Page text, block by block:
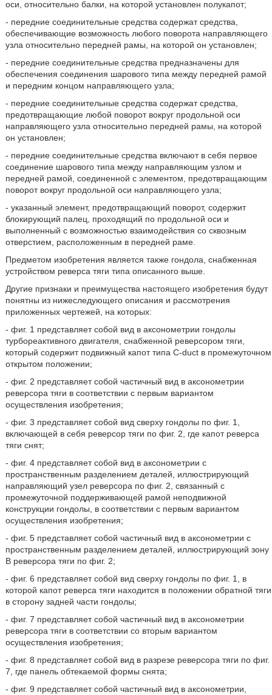
оси, относительно балки, на которой установлен полукапот;
- передние соединительные средства содержат средства,
обеспечивающие возможность любого поворота направляющего
узла относительно передней рамы, на которой он установлен;
- передние соединительные средства предназначены для
обеспечения соединения шарового типа между передней рамой
и передним концом направляющего узла;
- передние соединительные средства содержат средства,
предотвращающие любой поворот вокруг продольной оси
направляющего узла относительно передней рамы, на которой
он установлен;
- передние соединительные средства включают в себя первое
соединение шарового типа между направляющим узлом и
передней рамой, соединенной с элементом, предотвращающим
поворот вокруг продольной оси направляющего узла;
- указанный элемент, предотвращающий поворот, содержит
блокирующий палец, проходящий по продольной оси и
выполненный с возможностью взаимодействия со сквозным
отверстием, расположенным в передней раме.
Предметом изобретения является также гондола, снабженная
устройством реверса тяги типа описанного выше.
Другие признаки и преимущества настоящего изобретения будут
понятны из нижеследующего описания и рассмотрения
приложенных чертежей, на которых:
- фиг. 1 представляет собой вид в аксонометрии гондолы
турбореактивного двигателя, снабженной реверсором тяги,
который содержит подвижный капот типа C-duct в промежуточном
открытом положении;
- фиг. 2 представляет собой частичный вид в аксонометрии
реверсора тяги в соответствии с первым вариантом
осуществления изобретения;
- фиг. 3 представляет собой вид сверху гондолы по фиг. 1,
включающей в себя реверсор тяги по фиг. 2, где капот реверса
тяги снят;
- фиг. 4 представляет собой вид в аксонометрии с
пространственным разделением деталей, иллюстрирующий
направляющий узел реверсора по фиг. 2, связанный с
промежуточной поддерживающей рамой неподвижной
конструкции гондолы, в соответствии с первым вариантом
осуществления изобретения;
- фиг. 5 представляет собой частичный вид в аксонометрии с
пространственным разделением деталей, иллюстрирующий зону
В реверсора тяги по фиг. 2;
- фиг. 6 представляет собой вид сверху гондолы по фиг. 1, в
которой капот реверса тяги находится в положении обратной тяги
в сторону задней части гондолы;
- фиг. 7 представляет собой частичный вид в аксонометрии
реверсора тяги в соответствии со вторым вариантом
осуществления изобретения;
- фиг. 8 представляет собой вид в разрезе реверсора тяги по фиг.
7, где панель обтекаемой формы снята;
- фиг. 9 представляет собой частичный вид в аксонометрии,